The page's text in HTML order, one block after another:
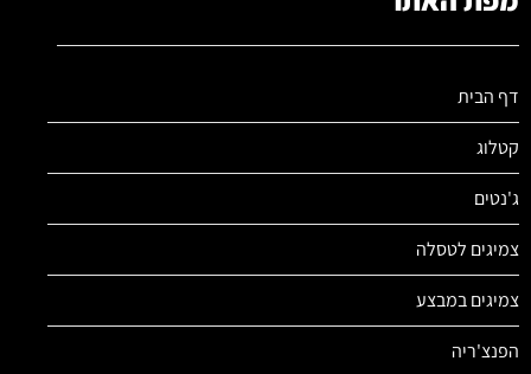
דף הבית
קטלוג
ג'נטים
צמיגים לטסלה
צמיגים במבצע
הפנצ'ריה